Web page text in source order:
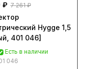
₽ 7 261 ₽
Hygge 1,5
401 046]
Есть в наличии
046